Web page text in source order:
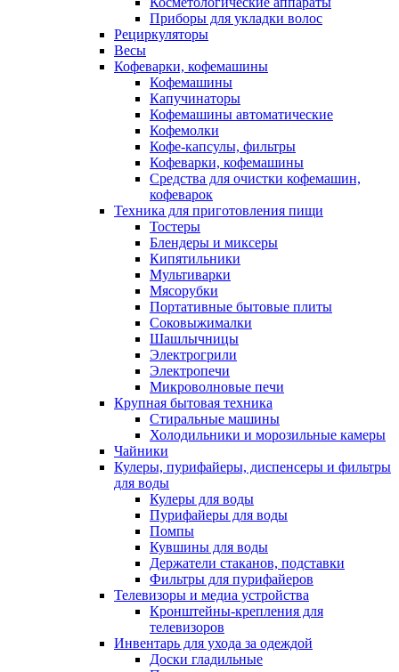
Приборы для укладки волос
Рециркуляторы
Весы
Кофеварки, кофемашины
Кофемашины
Капучинаторы
Кофемашины автоматические
Кофемолки
Кофе-капсулы, фильтры
Кофеварки, кофемашины
Средства для очистки кофемашин,
кофеварок
Техника для приготовления пищи
Тостеры
Блендеры и миксеры
Кипятильники
Мультиварки
Мясорубки
Портативные бытовые плиты
Соковыжималки
Шашлычницы
Электрогрили
Электропечи
Микроволновые печи
Крупная бытовая техника
Стиральные машины
Холодильники и морозильные камеры
Чайники
Кулеры, пурифайеры, диспенсеры и фильтры
для воды
Кулеры для воды
Пурифайеры для воды
Помпы
Кувшины для воды
Держатели стаканов, подставки
Фильтры для пурифайеров
Телевизоры и медиа устройства
Кронштейны-крепления для
телевизоров
Инвентарь для ухода за одеждой
Доски гладильные